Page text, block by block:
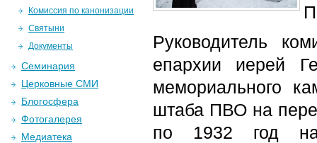
Руководитель
епархии иерей
мемориального
штаба ПВО на
по 1932 год на
Комиссия по канонизации
Святыни
Документы
Семинария
Церковные СМИ
Блогосфера
Фотогалерея
Медиатека